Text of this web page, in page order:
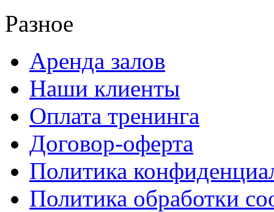
Разное
Аренда залов
Наши клиенты
Оплата тренинга
Договор-оферта
Политика
Политика обработки